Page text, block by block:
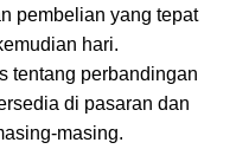
pembelian yang tepat
hari.
tentang perbandingan
di pasaran dan
masing.